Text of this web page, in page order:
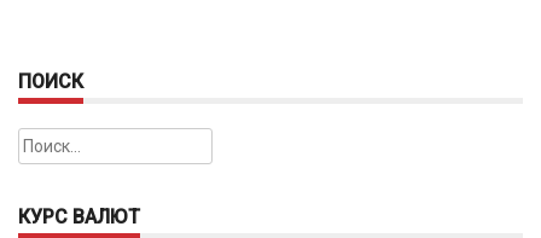
ПОИСК
Найти:
КУРС ВАЛЮТ